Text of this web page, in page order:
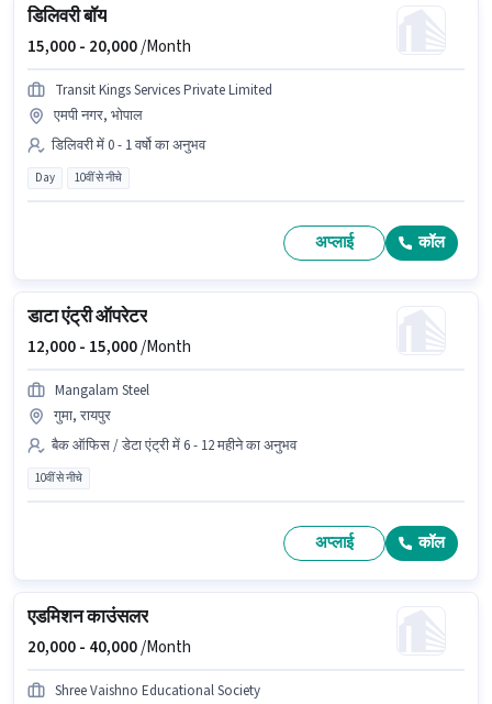
डिलिवरी बॉय
15,000 - 20,000/Month
Transit Kings Services Private Limited
एमपी नगर, भोपाल
डिलिवरी में 0 - 1 वर्षो का अनुभव
Day 10वीं से नीचे
अप्लाई कॉल
डाटा एंट्री ऑपरेटर
12,000 - 15,000/Month
Mangalam Steel
गुमा, रायपुर
बैक ऑफिस / डेटा एंट्री में 6 - 12 महीने का अनुभव
10वीं से नीचे
अप्लाई कॉल
एडमिशन काउंसलर
20,000 - 40,000/Month
Shree Vaishno Educational Society